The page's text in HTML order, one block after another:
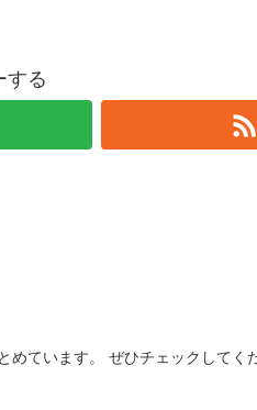
する
めています。 ぜひチェックして